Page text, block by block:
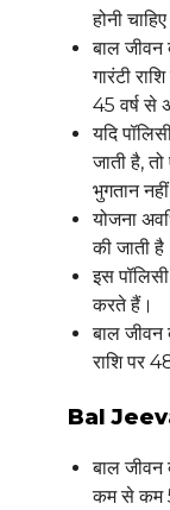
होनी
बाल जीवन
गारंटी
45 वर्ष से
यदि
जाती है,
भुगतान
योजना
की जाती
इस
करते हैं।
बाल जीवन
राशि पर
Bal
बाल जीवन
कम से कम